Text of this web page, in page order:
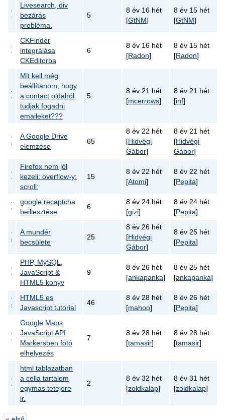
Livesearch, div
bezárás
probléma.
5
8 év 16 hét
[GtNM]
8 év 15 hét
[GtNM]
CKFinder
integrálása
CKEditorba
6
8 év 16 hét
[Radon]
8 év 15 hét
[Radon]
Mit kell még
beállítanom, hogy
a contact oldalról
tudjak fogadni
emaileket???
5
8 év 21 hét
[mcerrows]
8 év 21 hét
[inf]
A Google Drive
elemzése
65
8 év 22 hét
[Hidvégi
Gábor]
8 év 21 hét
[Hidvégi
Gábor]
Firefox nem jól
kezeli: overflow-y:
scroll;
15
8 év 22 hét
[Atomi]
8 év 22 hét
[Pepita]
google recaptcha
beillesztése
6
8 év 24 hét
[gizi]
8 év 24 hét
[Pepita]
A mundér
becsülete
25
8 év 26 hét
[Hidvégi
Gábor]
8 év 25 hét
[Pepita]
PHP, MySQL,
JavaScript &
HTML5 konyv
9
8 év 26 hét
[ankapanka]
8 év 25 hét
[ankapanka]
HTML5 es
Javascript tutorial
46
8 év 28 hét
[mahoo]
8 év 26 hét
[Pepita]
Google Maps
JavaScript API
Markersben fotó
elhelyezés
7
8 év 28 hét
[tamasir]
8 év 28 hét
[tamasir]
html tablazatban
a cella tartalom
egymas tetejere
ir.
2
8 év 32 hét
[zoldkalap]
8 év 31 hét
[zoldkalap]